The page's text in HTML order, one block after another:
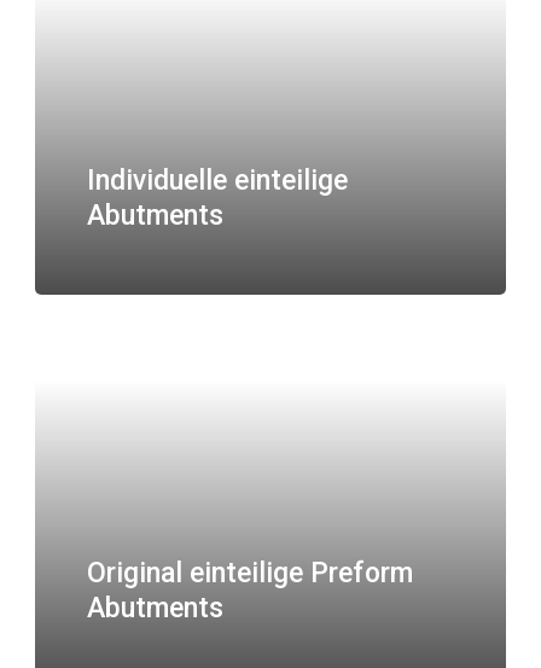
Individuelle einteilige
Abutments
Original einteilige Preform
Abutments